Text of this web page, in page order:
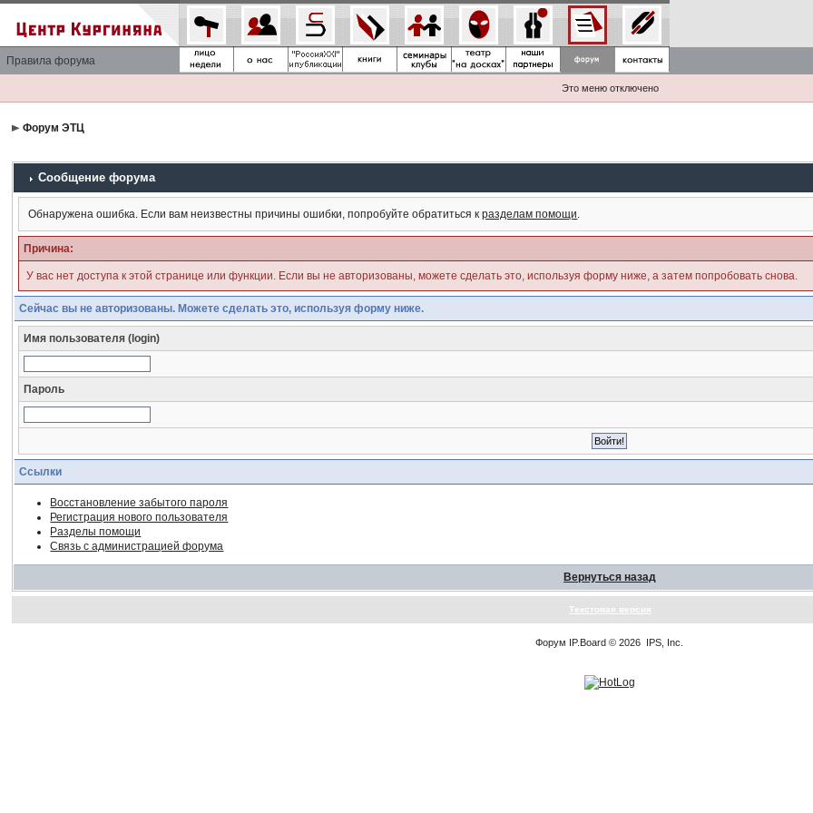
Правила форума
Это меню отключено
Форум ЭТЦ
Сообщение форума
Обнаружена ошибка. Если вам неизвестны причины ошибки, попробуйте обратиться кразделам помощи.
Причина:
У вас нет доступа к этой странице или функции. Если вы не авторизованы, можете сделать это, используя форму ниже, а затем попробовать снова.
Сейчас вы не авторизованы. Можете сделать это, используя форму ниже.
Имя пользователя (login)
Пароль
Ссылки
Восстановление забытого пароля
Регистрация нового пользователя
Разделы помощи
Связь с администрацией форума
Вернуться назад
Текстовая версия
Форум IP.Board © 2026 IPS, Inc